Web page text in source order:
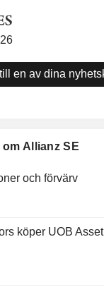
en av dina
Allianz SE
och förvärv
köper UOB